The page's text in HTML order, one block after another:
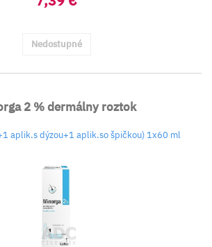
Nedostupné
2 % dermálny roztok
aplik.s dýzou+1 aplik.so špičkou) 1x60 ml